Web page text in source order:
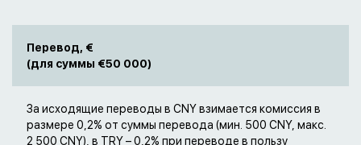
Перевод, €
(для суммы €50 000)
За исходящие переводы в CNY взимается комиссия в
размере 0,2% от суммы перевода (мин. 500 CNY, макс.
2 500 CNY), в TRY – 0,2% при переводе в пользу